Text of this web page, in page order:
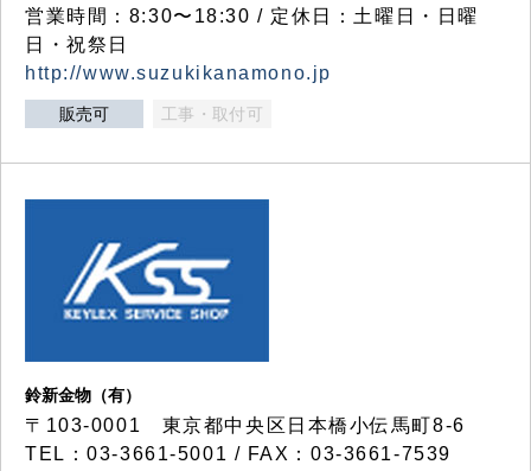
営業時間：8:30〜18:30 / 定休日：土曜日・日曜
日・祝祭日
http://www.suzukikanamono.jp
販売可 工事・取付可
鈴新金物（有）
〒103-0001 東京都中央区日本橋小伝馬町8-6
TEL：03-3661-5001 / FAX：03-3661-7539